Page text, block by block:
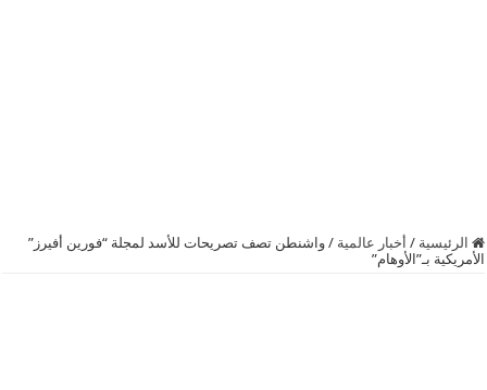
الرئيسية / أخبار عالمية / ‏واشنطن‬ تصف تصريحات للأسد لمجلة “فورين أفيرز”
الأمريكية بـ”الأوهام”